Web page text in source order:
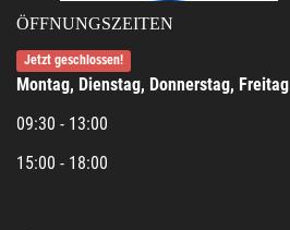
ÖFFNUNGSZEITEN
Jetzt geschlossen!
Montag, Dienstag, Donnerstag, Freitag
09:30 - 13:00
15:00 - 18:00